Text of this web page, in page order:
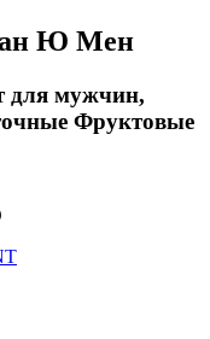
Ю Мен
для мужчин,
Фруктовые